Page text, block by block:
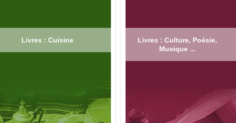
Livres : Cuisine
Livres : Culture, Poésie,
Musique ...